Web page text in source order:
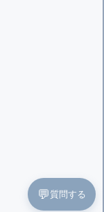
💬質問する